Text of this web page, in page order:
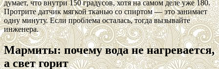
думает, что внутри 150 градусов, хотя на самом деле уже 180.
Протрите датчик мягкой тканью со спиртом — это занимает
одну минуту. Если проблема осталась, тогда вызывайте
инженера.
Мармиты: почему вода не нагревается,
а свет горит